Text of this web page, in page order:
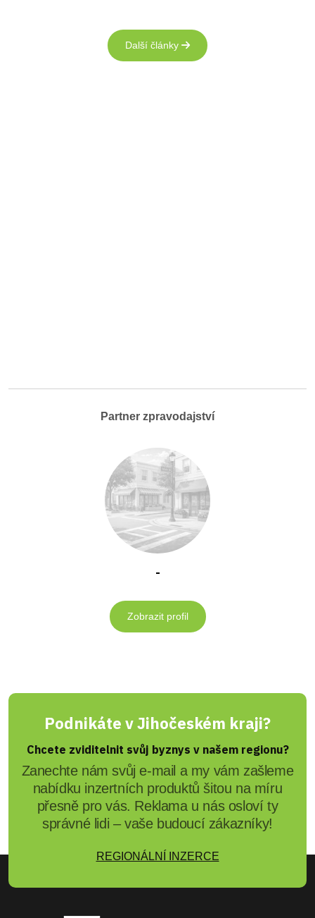
Další články
Partner zpravodajství
-
Zobrazit profil
Podnikáte v Jihočeském kraji?
Chcete zviditelnit svůj byznys v našem regionu?
Zanechte nám svůj e-mail a my vám zašleme
nabídku inzertních produktů šitou na míru
přesně pro vás. Reklama u nás osloví ty
správné lidi – vaše budoucí zákazníky!
REGIONÁLNÍ INZERCE